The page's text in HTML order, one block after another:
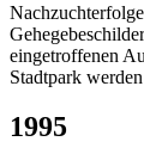
eingetroffenen
Stadtpark
1995